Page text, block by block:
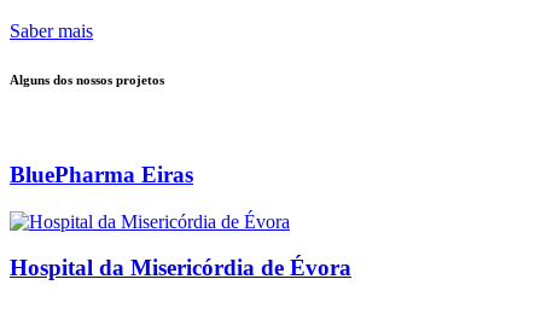
Saber mais
Alguns dos nossos projetos
BluePharma Eiras
Hospital da Misericórdia de Évora